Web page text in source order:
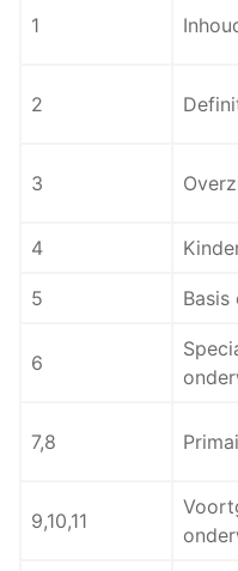
1
2
3
4
5 Basis
6
7,8
9,10,11